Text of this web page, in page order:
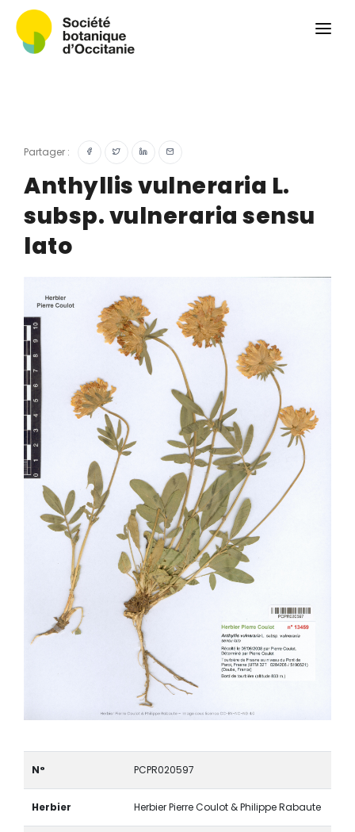
Herbier PCPR
Ressources
Actualités et calendrier
Partager :
Anthyllis vulneraria L.
subsp. vulneraria sensu
lato
N° PCPR020597
Herbier Herbier Pierre Coulot & Philippe Rabaute